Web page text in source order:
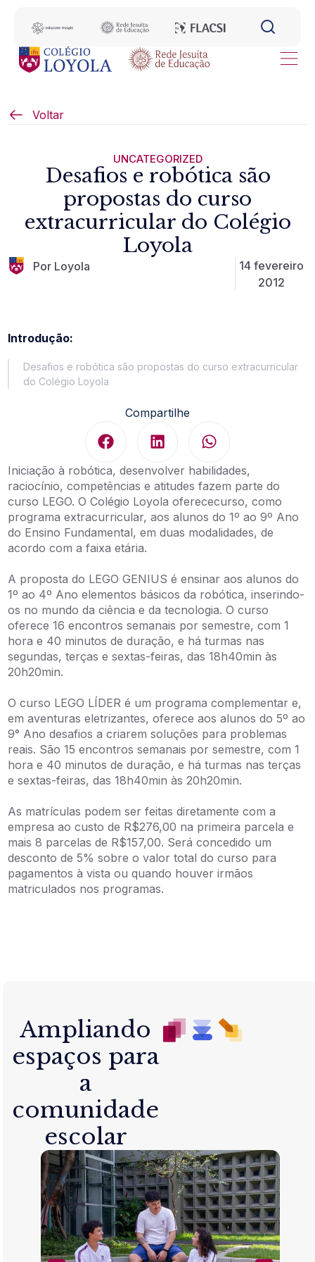
Voltar
UNCATEGORIZED
Desafios e robótica são
propostas do curso
extracurricular do Colégio
Loyola
Por Loyola
14 fevereiro
2012
Introdução:
Desafios e robótica são propostas do curso extracurricular
do Colégio Loyola
Compartilhe
Iniciação à robótica, desenvolver habilidades,
raciocínio, competências e atitudes fazem parte do
curso LEGO. O Colégio Loyola oferececurso, como
programa extracurricular, aos alunos do 1º ao 9º Ano
do Ensino Fundamental, em duas modalidades, de
acordo com a faixa etária.
A proposta do LEGO GENIUS é ensinar aos alunos do
1º ao 4º Ano elementos básicos da robótica, inserindo-
os no mundo da ciência e da tecnologia. O curso
oferece 16 encontros semanais por semestre, com 1
hora e 40 minutos de duração, e há turmas nas
segundas, terças e sextas-feiras, das 18h40min às
20h20min.
O curso LEGO LÍDER é um programa complementar e,
em aventuras eletrizantes, oferece aos alunos do 5º ao
9° Ano desafios a criarem soluções para problemas
reais. São 15 encontros semanais por semestre, com 1
hora e 40 minutos de duração, e há turmas nas terças
e sextas-feiras, das 18h40min às 20h20min.
As matrículas podem ser feitas diretamente com a
empresa ao custo de R$276,00 na primeira parcela e
mais 8 parcelas de R$157,00. Será concedido um
desconto de 5% sobre o valor total do curso para
pagamentos à vista ou quando houver irmãos
matriculados nos programas.
Ampliando
espaços para
a
comunidade
escolar